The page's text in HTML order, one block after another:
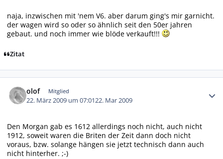
naja, inzwischen mit 'nem V6. aber darum ging's mir garnicht.
der wagen wird so oder so ähnlich seit den 50er jahren
gebaut. und noch immer wie blöde verkauft!!!
Zitat
olof Mitglied
22. März 2009 um 07:0122. Mar 2009
Den Morgan gab es 1612 allerdings noch nicht, auch nicht
1912, soweit waren die Briten der Zeit dann doch nicht
voraus, bzw. solange hängen sie jetzt technisch dann auch
nicht hinterher. ;-)